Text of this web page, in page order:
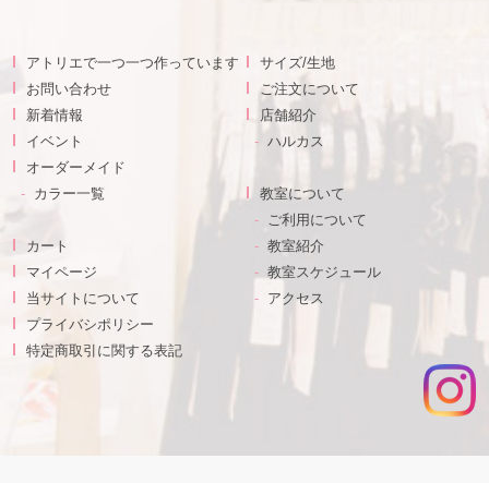
アトリエで一つ一つ作っています
お問い合わせ
新着情報
イベント
オーダーメイド
カラー一覧
カート
マイページ
当サイトについて
プライバシポリシー
特定商取引に関する表記
サイズ/生地
ご注文について
店舗紹介
ハルカス
教室について
ご利用について
教室紹介
教室スケジュール
アクセス